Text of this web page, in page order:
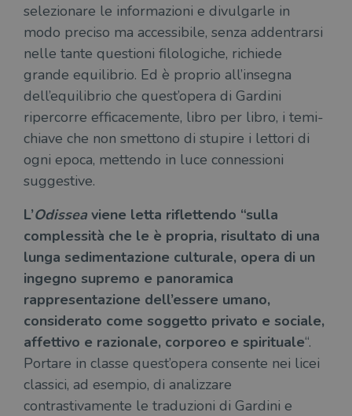
selezionare le informazioni e divulgarle in
modo preciso ma accessibile, senza addentrarsi
nelle tante questioni filologiche, richiede
grande equilibrio. Ed è proprio all’insegna
dell’equilibrio che quest’opera di Gardini
ripercorre efficacemente, libro per libro, i temi-
chiave che non smettono di stupire i lettori di
ogni epoca, mettendo in luce connessioni
suggestive.
L’Odissea viene letta riflettendo “sulla
complessità che le è propria, risultato di una
lunga sedimentazione culturale, opera di un
ingegno supremo e panoramica
rappresentazione dell’essere umano,
considerato come soggetto privato e sociale,
affettivo e razionale, corporeo e spirituale“.
Portare in classe quest’opera consente nei licei
classici, ad esempio, di analizzare
contrastivamente le traduzioni di Gardini e